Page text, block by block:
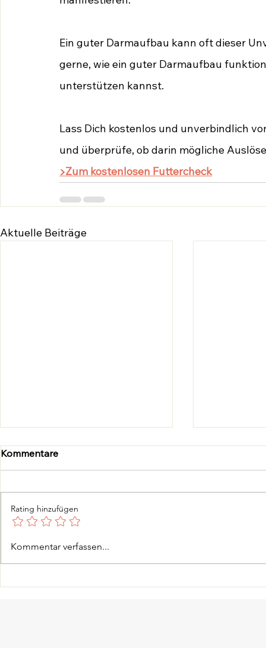
Ein guter Darmaufbau kann oft dieser
gerne, wie ein guter Darmaufbau
unterstützen kannst.
Lass Dich kostenlos und unverbindlich
und überprüfe, ob darin mögliche
▶️Zum kostenlosen Futtercheck
Aktuelle Beiträge
Zeckenschutz Hund: Der
natürliche Alternativen
Kommentare
Rating hinzufügen
Kommentar verfassen...